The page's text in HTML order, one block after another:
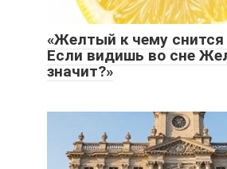
«Желтый к чему снится
Если видишь во сне
значит?»